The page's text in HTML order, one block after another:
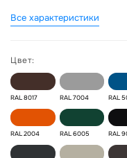
Все характеристики
Цвет:
RAL 8017 RAL 7004 RAL
RAL 2004 RAL 6005 RAL